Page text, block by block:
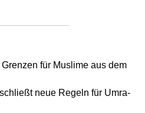
für Muslime aus dem
neue Regeln für Umra-